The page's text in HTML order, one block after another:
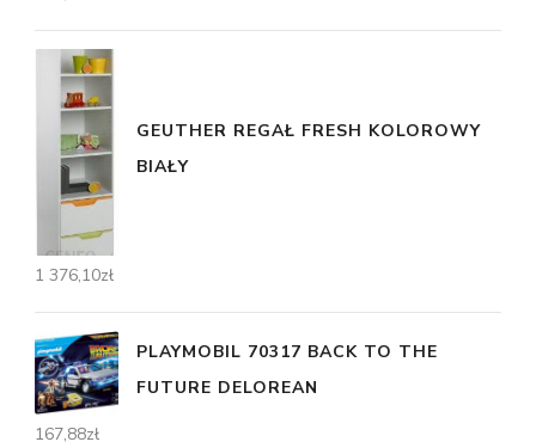
GEUTHER REGAŁ FRESH KOLOROWY
BIAŁY
1 376,10zł
PLAYMOBIL 70317 BACK TO THE
FUTURE DELOREAN
167,88zł